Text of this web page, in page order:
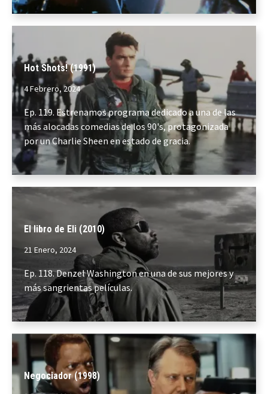
Hot Shots! (1991)
4 Febrero, 2024
Ep. 119. Estrenamos programa dedicado a una de las
más alocadas comedias de los 90's, protagonizada
por un Charlie Sheen en estado de gracia.
El libro de Eli (2010)
21 Enero, 2024
Ep. 118. Denzel Washington en una de sus mejores y
más sangrientas películas.
Negociador (1998)